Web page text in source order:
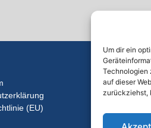
Um dir ein
Technologien
auf dieser
zurückziehst,
(EU)